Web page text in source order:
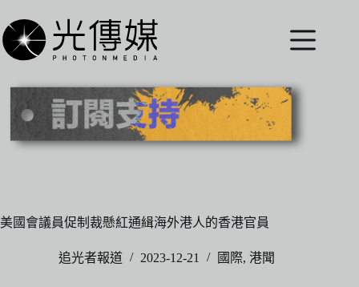
至
主
內
美國會議員促制裁懸紅通緝海外港人的香港官員
追光者報道 2023-12-21 國際, 港聞